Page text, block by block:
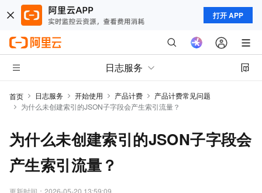
打开 APP
日志服务
首页 日志服务 开始使用 产品计费
产品计费常见问题
为什么未创建索引的JSON子字段会产生索引流量？
为什么未创建索引的JSON子字段会
产生索引流量？
更新时间： 2026-05-20 13:59:09